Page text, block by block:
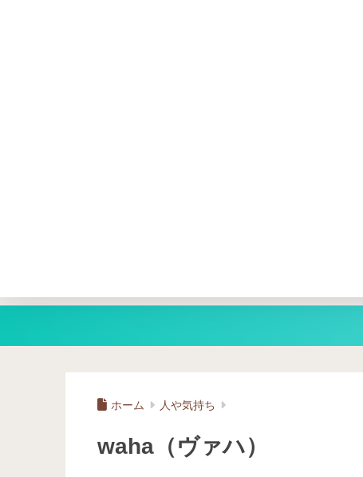
ホーム 人や気持ち
waha（ヴァハ）